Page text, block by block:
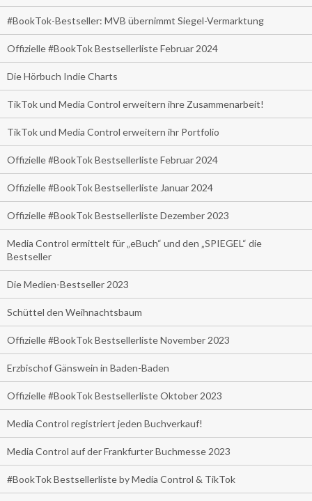
#BookTok-Bestseller: MVB übernimmt Siegel-Vermarktung
Offizielle #BookTok Bestsellerliste Februar 2024
Die Hörbuch Indie Charts
TikTok und Media Control erweitern ihre Zusammenarbeit!
TikTok und Media Control erweitern ihr Portfolio
Offizielle #BookTok Bestsellerliste Februar 2024
Offizielle #BookTok Bestsellerliste Januar 2024
Offizielle #BookTok Bestsellerliste Dezember 2023
Media Control ermittelt für „eBuch“ und den „SPIEGEL“ die
Bestseller
Die Medien-Bestseller 2023
Schüttel den Weihnachtsbaum
Offizielle #BookTok Bestsellerliste November 2023
Erzbischof Gänswein in Baden-Baden
Offizielle #BookTok Bestsellerliste Oktober 2023
Media Control registriert jeden Buchverkauf!
Media Control auf der Frankfurter Buchmesse 2023
#BookTok Bestsellerliste by Media Control & TikTok